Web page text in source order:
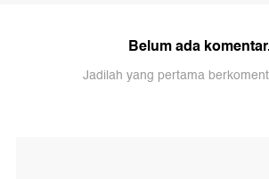
Belum ada
Jadilah yang pertama